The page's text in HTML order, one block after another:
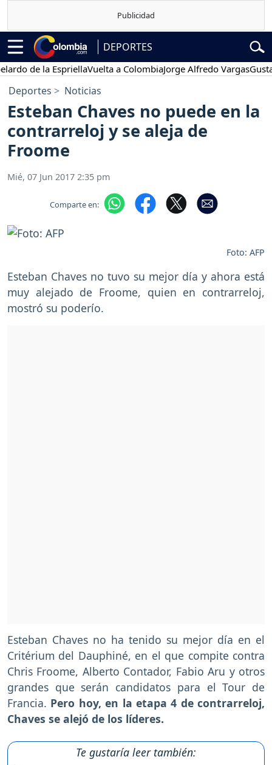
DEPORTES
de la EspriellaVuelta a ColombiaJorge Alfredo VargasGustavo
Deportes Noticias
Esteban Chaves no puede en la
contrarreloj y se aleja de
Froome
Mié, 07 Jun 2017 2:35 pm
Comparte en:
Foto: AFP
Esteban Chaves no tuvo su mejor día y ahora está
muy alejado de Froome, quien en contrarreloj,
mostró su poderío.
Esteban Chaves no ha tenido su mejor día en el
Critérium del Dauphiné, en el que compite contra
Chris Froome, Alberto Contador, Fabio Aru y otros
grandes que serán candidatos para el Tour de
Francia. Pero hoy, en la etapa 4 de contrarreloj,
Chaves se alejó de los líderes.
Te gustaría leer también: